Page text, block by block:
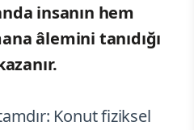
insanın hem
âlemini tanıdığı
Konut fiziksel